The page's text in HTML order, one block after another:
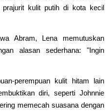
prajurit kulit putih di kota kecil
Abram, Lena memutuskan
alasan sederhana: "Ingin
perempuan kulit hitam lain
diri, seperti Johnnie
memecah suasana dengan